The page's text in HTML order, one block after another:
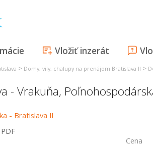
Vložiť inzerát
> Domy, vily, chalupy na prenájom Bratislava II >
- Vrakuňa,
Cena